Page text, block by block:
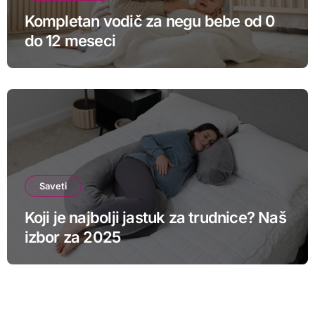
Kompletan vodič za negu bebe od 0
do 12 meseci
Saveti
Koji je najbolji jastuk za trudnice? Naš
izbor za 2025